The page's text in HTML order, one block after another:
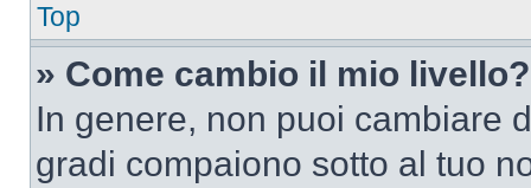
Top
» Come cambio il mio livello?
In genere, non puoi cambiare
gradi compaiono sotto al tuo